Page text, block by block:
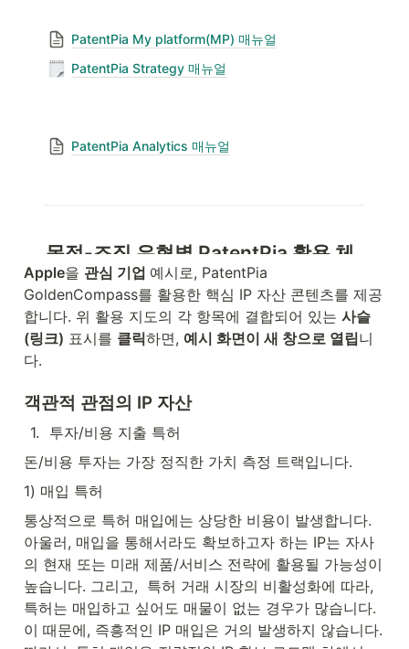
Apple을 관심 기업 예시로, PatentPia
GoldenCompass를 활용한 핵심 IP 자산 콘텐츠를 제공
합니다. 위 활용 지도의 각 항목에 결합되어 있는 사슬
(링크) 표시를 클릭하면, 예시 화면이 새 창으로 열립니
다.
객관적 관점의 IP 자산
1.
투자/비용 지출 특허
돈/비용 투자는 가장 정직한 가치 측정 트랙입니다.
1) 매입 특허
통상적으로 특허 매입에는 상당한 비용이 발생합니다.
아울러, 매입을 통해서라도 확보하고자 하는 IP는 자사
의 현재 또는 미래 제품/서비스 전략에 활용될 가능성이
높습니다. 그리고,  특허 거래 시장의 비활성화에 따라,
특허는 매입하고 싶어도 매물이 없는 경우가 많습니다.
이 때문에, 즉흥적인 IP 매입은 거의 발생하지 않습니다.